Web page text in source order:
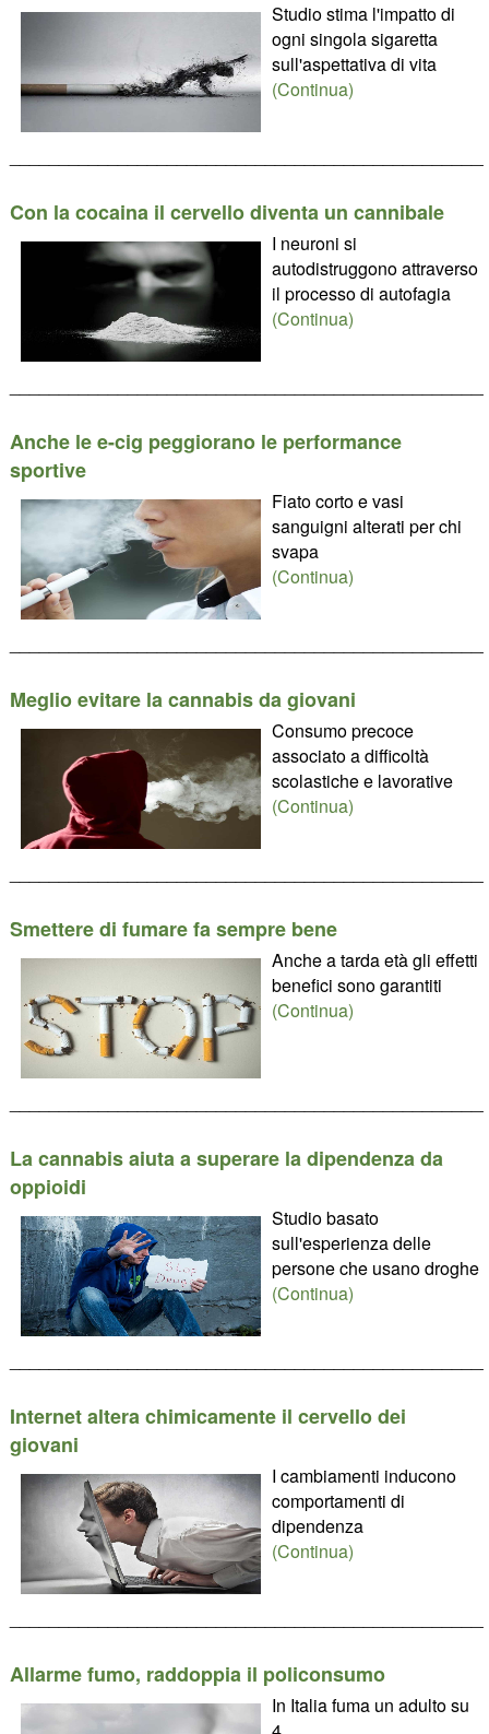
Studio stima l'impatto di
ogni singola sigaretta
sull'aspettativa di vita
(Continua)
Con la cocaina il cervello diventa un cannibale
I neuroni si
autodistruggono attraverso
il processo di autofagia
(Continua)
Anche le e-cig peggiorano le performance
sportive
Fiato corto e vasi
sanguigni alterati per chi
svapa
(Continua)
Meglio evitare la cannabis da giovani
Consumo precoce
associato a difficoltà
scolastiche e lavorative
(Continua)
Smettere di fumare fa sempre bene
Anche a tarda età gli effetti
benefici sono garantiti
(Continua)
La cannabis aiuta a superare la dipendenza da
oppioidi
Studio basato
sull'esperienza delle
persone che usano droghe
(Continua)
Internet altera chimicamente il cervello dei
giovani
I cambiamenti inducono
comportamenti di
dipendenza
(Continua)
Allarme fumo, raddoppia il policonsumo
In Italia fuma un adulto su